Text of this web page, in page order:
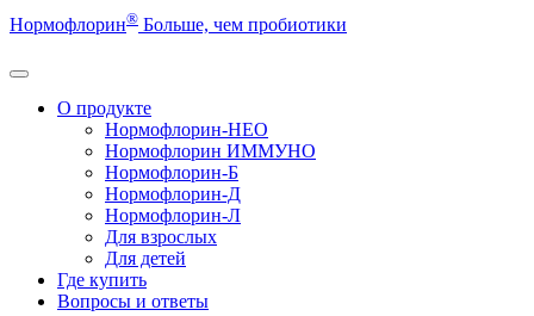
Нормофлорин® Больше, чем пробиотики
О продукте
Нормофлорин-НЕО
Нормофлорин ИММУНО
Нормофлорин-Б
Нормофлорин-Д
Нормофлорин-Л
Для взрослых
Для детей
Где купить
Вопросы и ответы